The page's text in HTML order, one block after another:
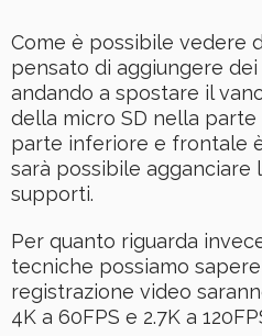
Come è possibile vedere
pensato di aggiungere
andando a spostare il
della micro SD nella
parte inferiore e frontale
sarà possibile agganciare
supporti.
Per quanto riguarda
tecniche possiamo
registrazione video
4K a 60FPS e 2.7K a